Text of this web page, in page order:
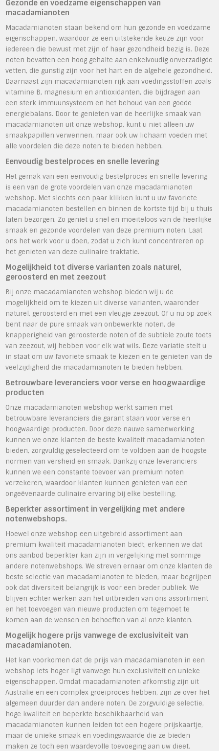
Gezonde en voedzame eigenschappen van
macadamianoten
Macadamianoten staan bekend om hun gezonde en voedzame
eigenschappen, waardoor ze een uitstekende keuze zijn voor
iedereen die bewust met zijn of haar gezondheid bezig is. Deze
noten bevatten een hoog gehalte aan enkelvoudig onverzadigde
vetten, die gunstig zijn voor het hart en de algehele gezondheid.
Daarnaast zijn macadamianoten rijk aan voedingsstoffen zoals
vitamine B, magnesium en antioxidanten, die bijdragen aan
een sterk immuunsysteem en het behoud van een goede
energiebalans. Door te genieten van de heerlijke smaak van
macadamianoten uit onze webshop, kunt u niet alleen uw
smaakpapillen verwennen, maar ook uw lichaam voeden met
alle voordelen die deze noten te bieden hebben.
Eenvoudig bestelproces en snelle levering
Het gemak van een eenvoudig bestelproces en snelle levering
is een van de grote voordelen van onze macadamianoten
webshop. Met slechts een paar klikken kunt u uw favoriete
macadamianoten bestellen en binnen de kortste tijd bij u thuis
laten bezorgen. Zo geniet u snel en moeiteloos van de heerlijke
smaak en gezonde voordelen van deze premium noten. Laat
ons het werk voor u doen, zodat u zich kunt concentreren op
het genieten van deze culinaire traktatie.
Mogelijkheid tot diverse varianten zoals naturel,
geroosterd en met zeezout
Bij onze macadamianoten webshop bieden wij u de
mogelijkheid om te kiezen uit diverse varianten, waaronder
naturel, geroosterd en met een vleugje zeezout. Of u nu op zoek
bent naar de pure smaak van onbewerkte noten, de
knapperigheid van geroosterde noten of de subtiele zoute toets
van zeezout, wij hebben voor elk wat wils. Deze variatie stelt u
in staat om uw favoriete smaak te kiezen en te genieten van de
veelzijdigheid die macadamianoten te bieden hebben.
Betrouwbare leveranciers voor verse en hoogwaardige
producten
Onze macadamianoten webshop werkt samen met
betrouwbare leveranciers die garant staan voor verse en
hoogwaardige producten. Door deze nauwe samenwerking
kunnen we onze klanten de beste kwaliteit macadamianoten
bieden, zorgvuldig geselecteerd om te voldoen aan de hoogste
normen van versheid en smaak. Dankzij onze leveranciers
kunnen we een constante toevoer van premium noten
verzekeren, waardoor klanten kunnen genieten van een
ongeëvenaarde culinaire ervaring bij elke bestelling.
Beperkter assortiment in vergelijking met andere
notenwebshops.
Hoewel onze webshop een uitgebreid assortiment aan
premium kwaliteit macadamianoten biedt, erkennen we dat
ons aanbod beperkter kan zijn in vergelijking met sommige
andere notenwebshops. We streven ernaar om onze klanten de
beste selectie van macadamianoten te bieden, maar begrijpen
ook dat diversiteit belangrijk is voor een breder publiek. We
blijven echter werken aan het uitbreiden van ons assortiment
en het toevoegen van nieuwe producten om tegemoet te
komen aan de wensen en behoeften van al onze klanten.
Mogelijk hogere prijs vanwege de exclusiviteit van
macadamianoten.
Het kan voorkomen dat de prijs van macadamianoten in een
webshop iets hoger ligt vanwege hun exclusiviteit en unieke
eigenschappen. Omdat macadamianoten afkomstig zijn uit
Australië en een complex groeiproces hebben, zijn ze over het
algemeen duurder dan andere noten. De zorgvuldige selectie,
hoge kwaliteit en beperkte beschikbaarheid van
macadamianoten kunnen leiden tot een hogere prijskaartje,
maar de unieke smaak en voedingswaarde die ze bieden
maken ze toch een waardevolle toevoeging aan uw dieet.